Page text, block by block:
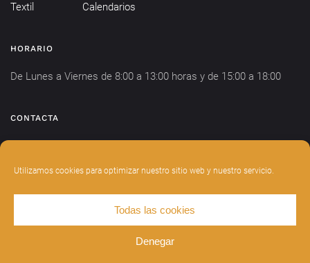
Utilizamos cookies para optimizar nuestro sitio web y nuestro servicio.
Todas las cookies
Denegar
Textil
Calendarios
HORARIO
De Lunes a Viernes de 8:00 a 13:00 horas y de 15:00 a 18:00
CONTACTA
POLÍTICA DE PRIVACIDAD